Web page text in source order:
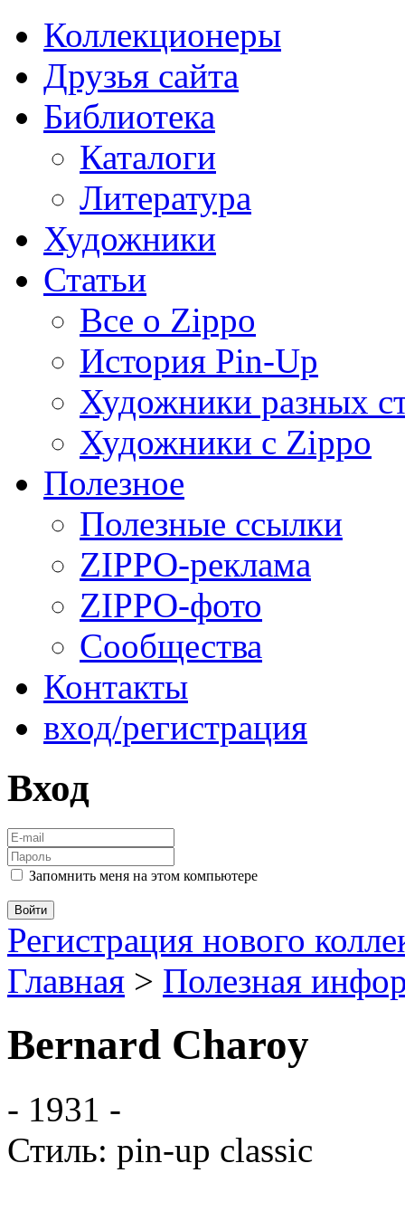
Коллекционеры
Друзья сайта
Библиотека
Каталоги
Литература
Художники
Статьи
Все о Zippo
История Pin-Up
Художники разных
Художники с Zippo
Полезное
Полезные ссылки
ZIPPO-реклама
ZIPPO-фото
Сообщества
Контакты
вход/регистрация
Вход
Запомнить меня на этом компьютере
Регистрация нового
Главная > Полезная
Bernard Charoy
- 1931 -
Стиль: pin-up classic